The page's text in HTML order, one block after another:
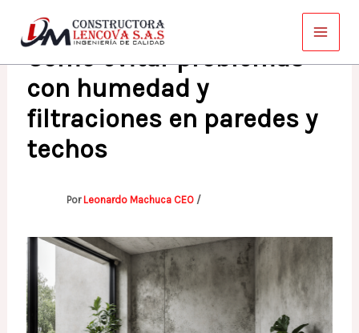
Cómo evitar problemas
con humedad y
filtraciones en paredes y
techos
Por Leonardo Machuca CEO /